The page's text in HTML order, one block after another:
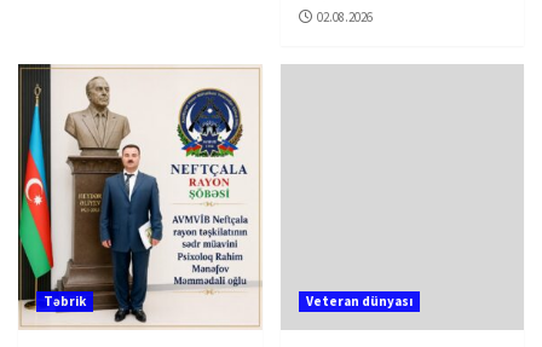
02.08.2026
Təbrik Veteran dünyası